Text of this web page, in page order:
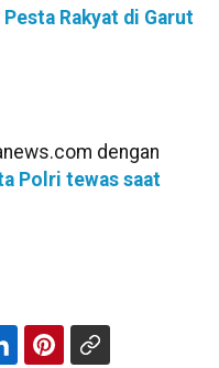
Rakyat di Garut
dengan
Polri tewas saat